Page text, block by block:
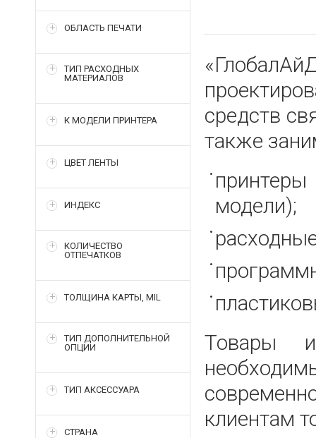
ОБЛАСТЬ ПЕЧАТИ
ТИП РАСХОДНЫХ
МАТЕРИАЛОВ
К МОДЕЛИ ПРИНТЕРА
ЦВЕТ ЛЕНТЫ
ИНДЕКС
КОЛИЧЕСТВО
ОТПЕЧАТКОВ
ТОЛЩИНА КАРТЫ, MIL
ТИП ДОПОЛНИТЕЛЬНОЙ
ОПЦИИ
ТИП АКСЕССУАРА
СТРАНА
средств
также
модели);
Товары
клиентам